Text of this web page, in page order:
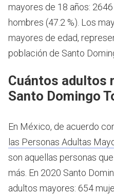
mayores de 18 años:
hombres (47.2 %). Los
mayores de edad,
población de Santo
Cuántos adultos
Santo Domingo
En México, de acuerdo
las Personas Adultas
son aquellas personas
más. En 2020 Santo
adultos mayores: 654